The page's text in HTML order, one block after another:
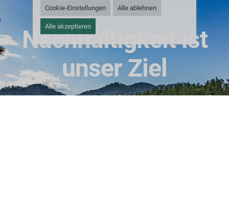
Nachhaltigkeit ist
unser Ziel
Das Netzwerk von Lebenszyklus-Dienstleistern von Greif
Cookie-Einstellungen Alle ablehnen
Alle akzeptieren